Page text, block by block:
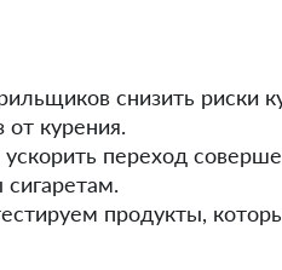
снизить риски
от курения.
переход
продукты,